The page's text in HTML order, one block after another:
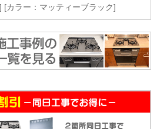
[カラー：マッティーブラック]